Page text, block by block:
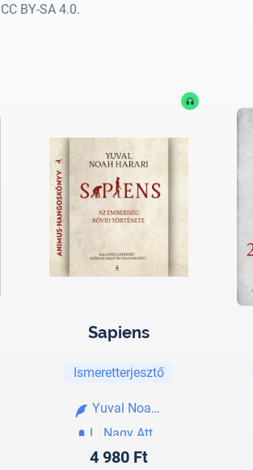
CC BY-SA 4.0.
Sapiens
Ismeretterjesztő
Yuval Noah Harari
L. Nagy Attila
4 980 Ft